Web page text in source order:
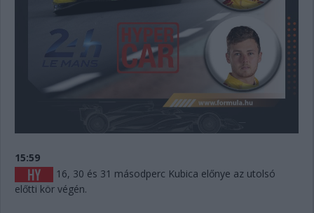
15:59
16, 30 és 31 másodperc Kubica előnye az utolsó
előtti kör végén.